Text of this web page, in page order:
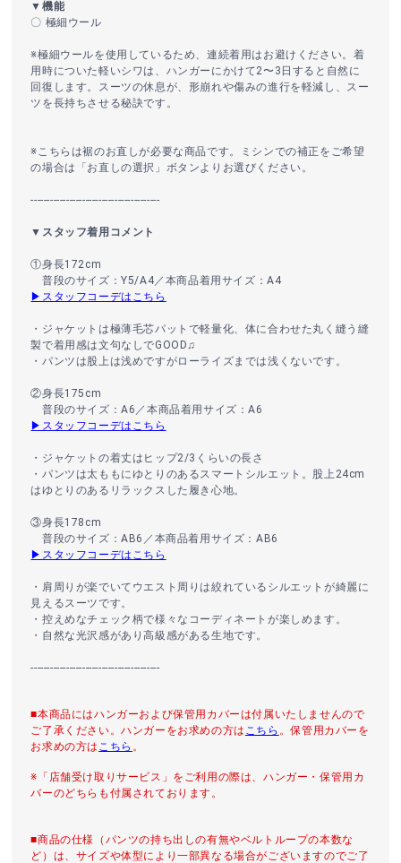
▼機能
〇 極細ウール
※極細ウールを使用しているため、連続着用はお避けください。着
用時についた軽いシワは、ハンガーにかけて2〜3日すると自然に
回復します。スーツの休息が、形崩れや傷みの進行を軽減し、スー
ツを長持ちさせる秘訣です。
※こちらは裾のお直しが必要な商品です。ミシンでの補正をご希望
の場合は「お直しの選択」ボタンよりお選びください。
----------------------------------------
▼スタッフ着用コメント
①身長172cm
普段のサイズ：Y5/A4／本商品着用サイズ：A4
▶スタッフコーデはこちら
・ジャケットは極薄毛芯パットで軽量化、体に合わせた丸く縫う縫
製で着用感は文句なしでGOOD♫
・パンツは股上は浅めですがローライズまでは浅くないです。
②身長175cm
普段のサイズ：A6／本商品着用サイズ：A6
▶スタッフコーデはこちら
・ジャケットの着丈はヒップ2/3くらいの長さ
・パンツは太ももにゆとりのあるスマートシルエット。股上24cm
はゆとりのあるリラックスした履き心地。
③身長178cm
普段のサイズ：AB6／本商品着用サイズ：AB6
▶スタッフコーデはこちら
・肩周りが楽でいてウエスト周りは絞れているシルエットが綺麗に
見えるスーツです。
・控えめなチェック柄で様々なコーディネートが楽しめます。
・自然な光沢感があり高級感がある生地です。
----------------------------------------
■本商品にはハンガーおよび保管用カバーは付属いたしませんので
ご了承ください。ハンガーをお求めの方は こちら 。保管用カバーを
お求めの方は こちら 。
※「店舗受け取りサービス」をご利用の際は、ハンガー・保管用カ
バーのどちらも付属されております。
■商品の仕様（パンツの持ち出しの有無やベルトループの本数な
ど）は、サイズや体型により一部異なる場合がございますのでご了